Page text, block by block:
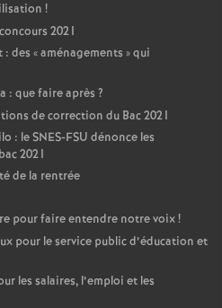
a
s
o
u
!
2021
: des «aménagements » qui
: que faire après ?
de correction du Bac 2021
: le SNES-FSU dénonce les
2021
de la rentrée
pour faire entendre notre voix!
pour le service public d’éducation et
les salaires, l’emploi et les